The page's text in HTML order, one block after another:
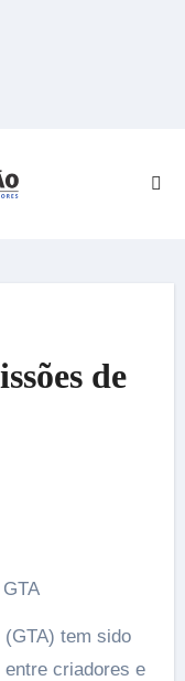
de
(GTA) tem sido
criadores e